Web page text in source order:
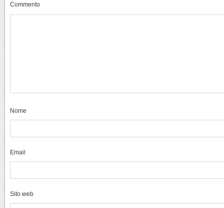
Commento
Nome
Email
Sito web